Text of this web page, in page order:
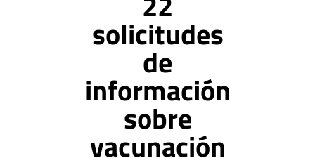
solicitudes
de
información
sobre
vacunación